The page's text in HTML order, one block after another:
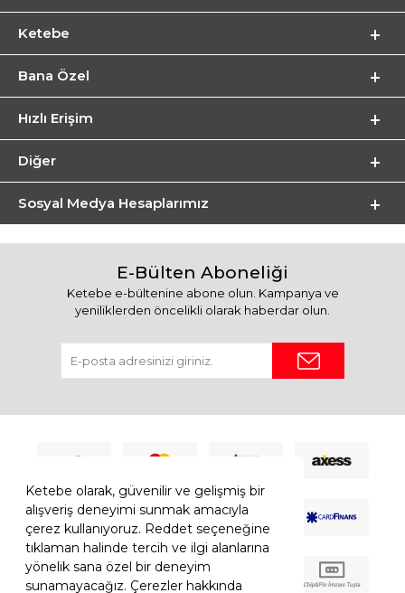
Ketebe olarak, güvenilir ve gelişmiş bir
alışveriş deneyimi sunmak amacıyla
çerez kullanıyoruz. Reddet seçeneğine
tıklaman halinde tercih ve ilgi alanlarına
yönelik sana özel bir deneyim
sunamayacağız. Çerezler hakkında
Ketebe
Bana Özel
Hızlı Erişim
Diğer
Sosyal Medya Hesaplarımız
E-Bülten Aboneliği
Ketebe e-bültenine abone olun. Kampanya ve
yeniliklerden öncelikli olarak haberdar olun.